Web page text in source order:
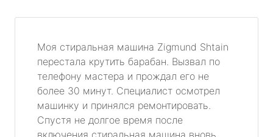
Моя стиральная машина Zigmund Shtain
перестала крутить барабан. Вызвал по
телефону мастера и прождал его не
более 30 минут. Специалист осмотрел
машинку и принялся ремонтировать.
Спустя не долгое время после